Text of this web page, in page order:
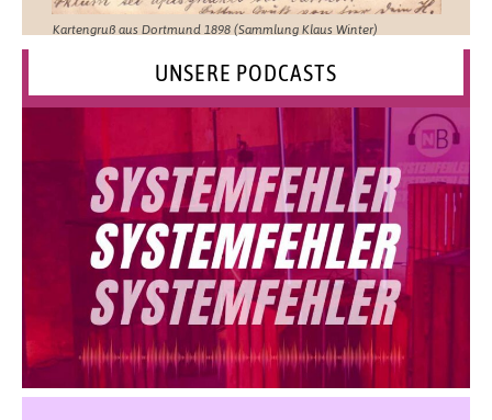
Kartengruß aus Dortmund 1898 (Sammlung Klaus Winter)
UNSERE PODCASTS